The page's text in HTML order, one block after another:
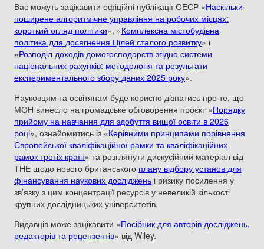
Вас можуть зацікавити офіційні публікації ОЕСР «Наскільки
поширене алгоритмічне управління на робочих місцях:
короткий огляд політики», «Комплексна містобудівна
політика для досягнення Цілей сталого розвитку» і
«Розподіл доходів домогосподарств згідно системи
національних рахунків: методологія та результати
експериментального збору даних 2025 року».
Науковцям та освітянам буде корисно дізнатись про те, що
МОН винесло на громадське обговорення проєкт «Порядку
прийому на навчання для здобуття вищої освіти в 2026
році», ознайомитись із «Керівними принципами порівняння
Європейської кваліфікаційної рамки та кваліфікаційних
рамок третіх країн» та розглянути дискусійний матеріал від
ТНЕ щодо нового британського плану відбору установ для
фінансування наукових досліджень і ризику посилення у
зв’язку з цим концентрації ресурсів у невеликій кількості
крупних дослідницьких університетів.
Видавців може зацікавити «Посібник для авторів досліджень,
редакторів та рецензентів» від Wiley.